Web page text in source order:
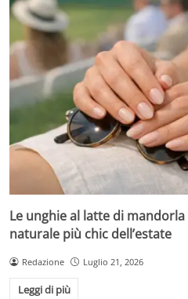
Le unghie al latte di
naturale più chic dell’estate
Redazione Luglio 21, 2026
Leggi di più